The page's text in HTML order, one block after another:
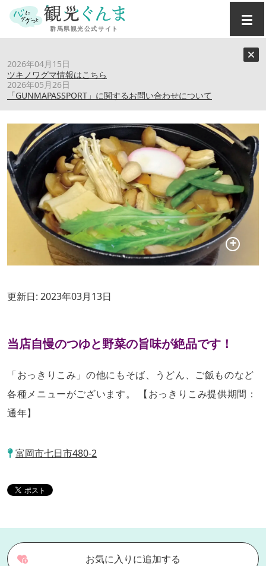
2026年04月15日
ツキノワグマ情報はこちら
2026年05月26日
「GUNMAPASSPORT」に関するお問い合わせについて
そば処 杉乃家
更新日: 2023年03月13日
当店自慢のつゆと野菜の旨味が絶品です！
「おっきりこみ」の他にもそば、うどん、ご飯ものなど
各種メニューがございます。 【おっきりこみ提供期間：
通年】
富岡市七日市480-2
お気に入りに追加する